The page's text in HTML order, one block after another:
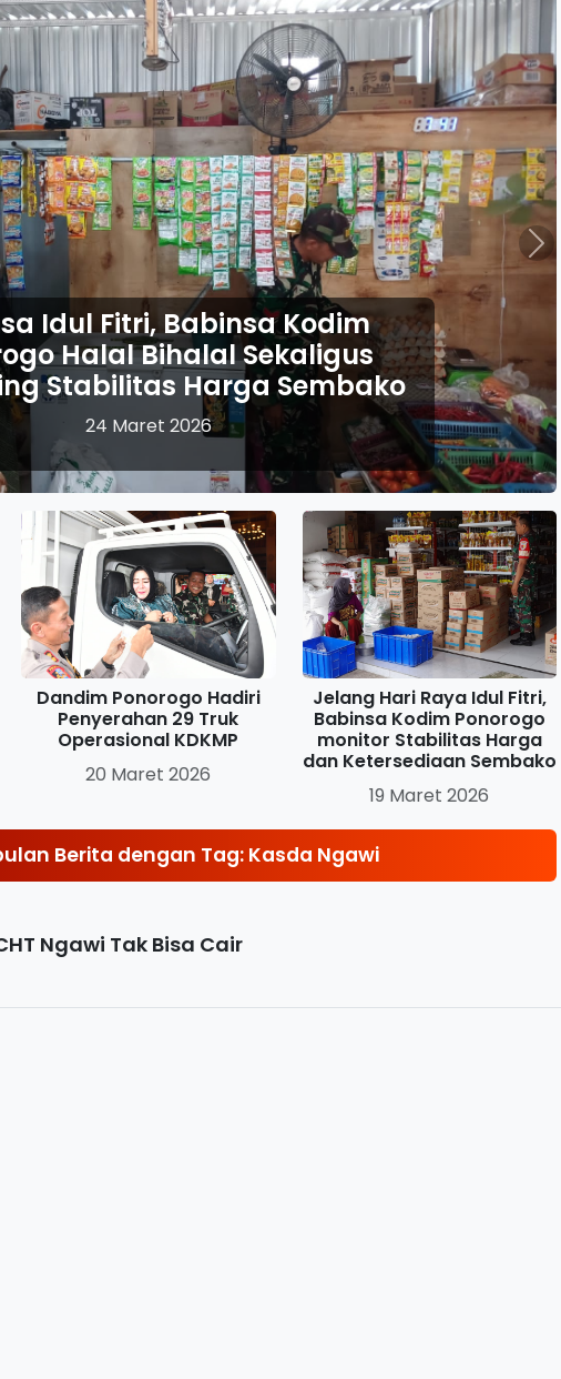
Idul Fitri 1447 H, Anggota Kodim
Ponorogo Perkuat Pengamanan dan
Pelayanan Ketupat Semeru 2026
23 Maret 2026
Next
Dandim Ponorogo Hadiri
Penyerahan 29 Truk
Operasional KDKMP
20 Maret 2026
Jelang Hari Raya Idul Fitri,
Babinsa Kodim Ponorogo
monitor Stabilitas Harga
dan Ketersediaan Sembako
19 Maret 2026
Berita dengan Tag: Kasda Ngawi
Ngawi Tak Bisa Cair